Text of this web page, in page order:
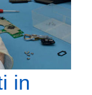
in